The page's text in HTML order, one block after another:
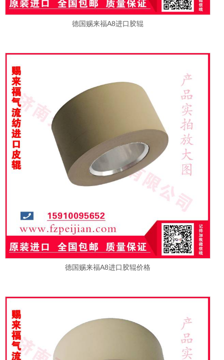
德国赐来福A8进口胶辊
德国赐来福A8进口胶辊价格